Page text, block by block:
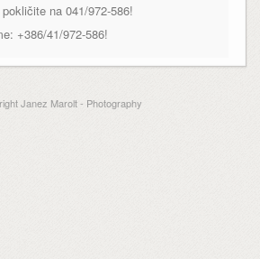
na 041/972-586!
+386/41/972-586!
Janez Marolt - Photography